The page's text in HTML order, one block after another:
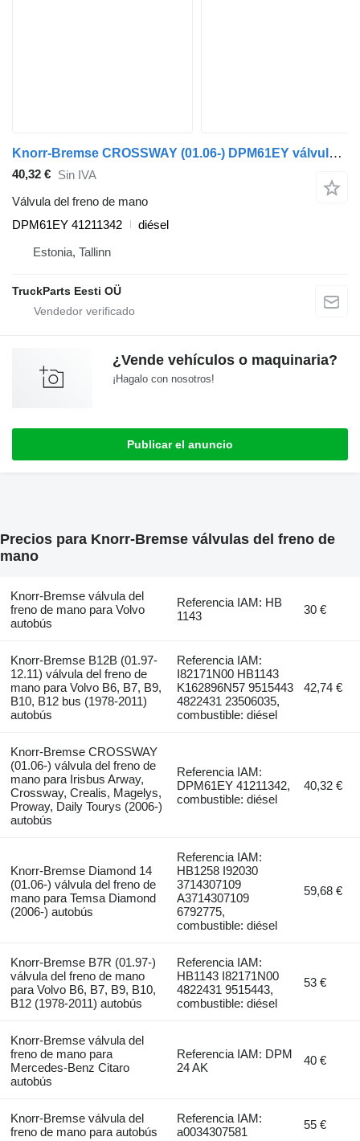
Knorr-Bremse CROSSWAY (01.06-) DPM61EY válvula del freno de mano para Irisbus Arway, Crossway, Crealis, Magelys, Proway, Daily Tourys (2006-) autobús
40,32 € Sin IVA
Válvula del freno de mano
DPM61EY 41211342
diésel
Estonia, Tallinn
TruckParts Eesti OÜ
¿Vende vehículos o maquinaria?
¡Hagalo con nosotros!
Publicar el anuncio
Precios para Knorr-Bremse válvulas del freno de
mano
Knorr-Bremse válvula del
freno de mano para Volvo
autobús
Referencia IAM: HB
1143
30 €
Knorr-Bremse B12B (01.97-
12.11) válvula del freno de
mano para Volvo B6, B7, B9,
B10, B12 bus (1978-2011)
autobús
Referencia IAM:
I82171N00 HB1143
K162896N57 9515443
4822431 23506035,
combustible: diésel
42,74 €
Knorr-Bremse CROSSWAY
(01.06-) válvula del freno de
mano para Irisbus Arway,
Crossway, Crealis, Magelys,
Proway, Daily Tourys (2006-)
autobús
Referencia IAM:
DPM61EY 41211342,
combustible: diésel
40,32 €
Knorr-Bremse Diamond 14
(01.06-) válvula del freno de
mano para Temsa Diamond
(2006-) autobús
Referencia IAM:
HB1258 I92030
3714307109
A3714307109
6792775,
combustible: diésel
59,68 €
Knorr-Bremse B7R (01.97-)
válvula del freno de mano
para Volvo B6, B7, B9, B10,
B12 (1978-2011) autobús
Referencia IAM:
HB1143 I82171N00
4822431 9515443,
combustible: diésel
53 €
Knorr-Bremse válvula del
freno de mano para
Mercedes-Benz Citaro
autobús
Referencia IAM: DPM
24 AK
40 €
Knorr-Bremse válvula del
freno de mano para autobús
Referencia IAM:
a0034307581
55 €